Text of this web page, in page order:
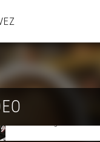
Krouiñ ur spoueenn tawashi
Fardañ dour gwalc'hiñ
Breizh